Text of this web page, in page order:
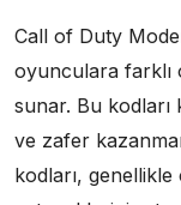
Call of Duty
oyunculara farklı
sunar. Bu kodları
ve zafer
kodları,